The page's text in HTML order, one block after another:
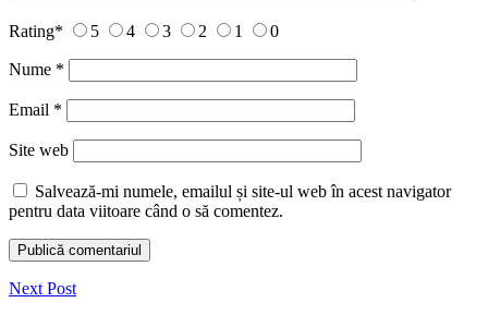
Rating* 5 4 3 2 1 0
Nume *
Email *
Site web
Salvează-mi numele, emailul și site-ul web în acest navigator
pentru data viitoare când o să comentez.
Next Post